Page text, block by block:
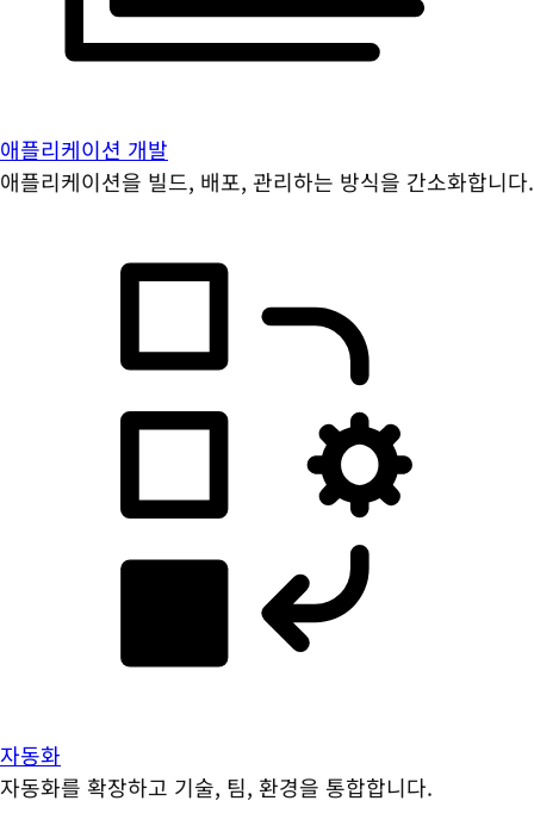
애플리케이션 개발
애플리케이션을 빌드, 배포, 관리하는 방식을 간소화합니다.
자동화
자동화를 확장하고 기술, 팀, 환경을 통합합니다.